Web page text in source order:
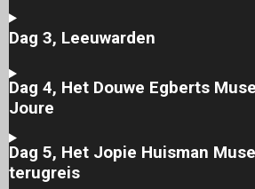
Dag 3, Leeuwarden
Dag 4, Het Douwe Egberts
Joure
Dag 5, Het Jopie Huisman
terugreis